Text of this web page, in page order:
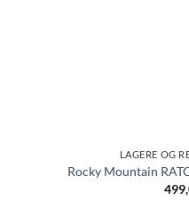
LAGERE OG
Rocky Mountain